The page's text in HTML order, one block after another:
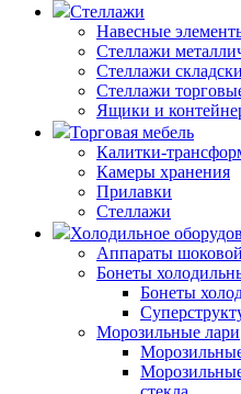
Стеллажи
Навесные
Стеллажи
Стеллажи
Стеллажи
Ящики и
Торговая мебель
Калитки-
Камеры хранения
Прилавки
Стеллажи
Холодильное
Аппараты
Бонеты
Бонеты
Морозильные лари